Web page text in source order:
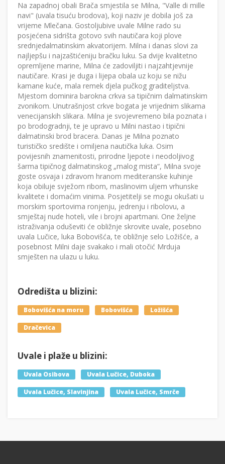
Na zapadnoj obali Brača smjestila se Milna, "Valle di mille
navi" (uvala tisuću brodova), koji naziv je dobila još za
vrijeme Mlečana. Gostoljubive uvale Milne rado su
posjećena sidrišta gotovo svih nautičara koji plove
srednjedalmatinskim akvatorijem. Milna i danas slovi za
najljepšu i najzaštićeniju bračku luku. Sa dvije kvalitetno
opremljene marine, Milna će zadoviljiti i najzahtjevnije
nautičare. Krasi je duga i lijepa obala uz koju se nižu
kamane kuće, mala remek djela pučkog graditeljstva.
Mjestom dominira barokna crkva sa tipičnim dalmatinskim
zvonikom. Unutrašnjost crkve bogata je vrijednim slikama
venecijanskih slikara. Milna je svojevremeno bila poznata i
po brodogradnji, te je upravo u Milni nastao i tipični
dalmatinski brod bracera. Danas je Milna poznato
turističko središte i omiljena nautička luka. Osim
povijesnih znamenitosti, prirodne ljepote i neodoljivog
šarma tipičnog dalmatinskog „malog mista“, Milna svoje
goste osvaja i zdravom hranom mediteranske kuhinje
koja obiluje svježom ribom, maslinovim uljem vrhunske
kvalitete i domaćim vinima. Posjetitelji se mogu okušati u
morskim sportovima ronjenju, jedrenju i ribolovu, a
smještaj nude hoteli, vile i brojni apartmani. One željne
istraživanja oduševiti će obližnje skrovite uvale, posebno
uvala Lučice, luka Bobovišća, te obližnje selo Ložišće, a
posebnost Milni daje svakako i mali otočić Mrduja
smješten na ulazu u luku.
Odredišta u blizini:
Bobovišća na moru Bobovišća Ložišća
Dračevica
Uvale i plaže u blizini:
Uvala Osibova Uvala Lučice, Duboka
Uvala Lučice, Slavinjina Uvala Lučice, Smrče